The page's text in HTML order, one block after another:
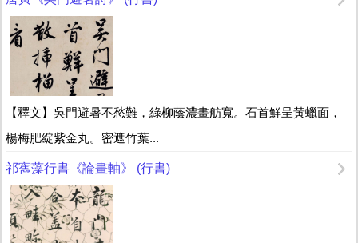
【釋文】吳門避暑不愁難，綠柳蔭濃畫舫寬。石首鮮呈黃蠟面，
楊梅肥綻紫金丸。密遮竹葉...
祁寯藻行書《論畫軸》 (行書)